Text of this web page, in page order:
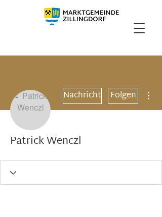
Nachricht Folgen
Patrick Wenczl